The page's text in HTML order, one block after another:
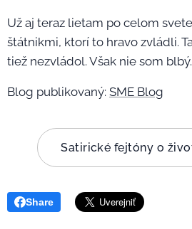
Už aj teraz lietam po celom
štátnikmi, ktorí to hravo zvládli.
tiež nezvládol. Však nie som blbý.
Blog publikovaný: SME Blog
Satirické fejtóny o
Share